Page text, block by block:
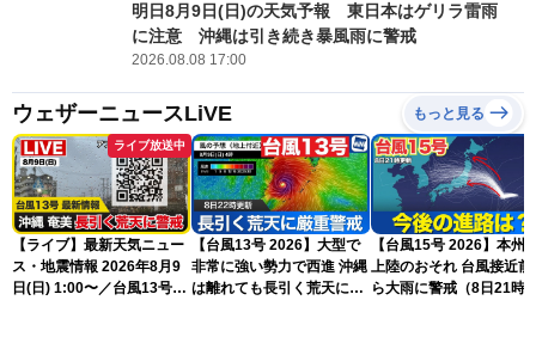
明日8月9日(日)の天気予報 東日本はゲリラ雷雨
に注意 沖縄は引き続き暴風雨に警戒
2026.08.08 17:00
ウェザーニュースLiVE もっと見る
ライブ放送中
【ライブ】最新天気ニュー
ス・地震情報 2026年8月9
日(日) 1:00〜／台風13号・
【台風13号 2026】大型で
非常に強い勢力で西進 沖縄
は離れても長引く荒天に厳
【台風15号 2026】本州
上陸のおそれ 台風接近前
ら大雨に警戒（8日21時